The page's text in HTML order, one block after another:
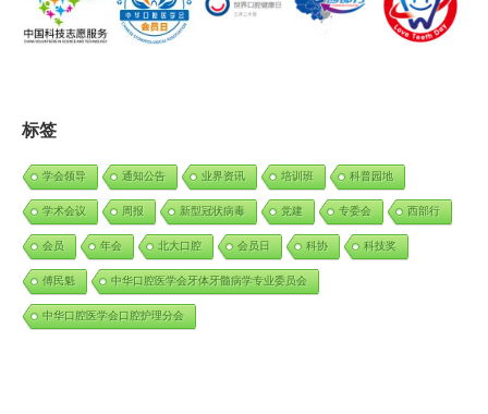
标签
学会领导 通知公告 业界资讯 培训班 科普园地
学术会议 周报 新型冠状病毒 党建 专委会 西部行
会员 年会 北大口腔 会员日 科协 科技奖
傅民魁 中华口腔医学会牙体牙髓病学专业委员会
中华口腔医学会口腔护理分会